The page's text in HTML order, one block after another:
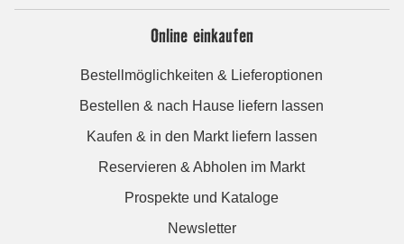
Online einkaufen
Bestellmöglichkeiten & Lieferoptionen
Bestellen & nach Hause liefern lassen
Kaufen & in den Markt liefern lassen
Reservieren & Abholen im Markt
Prospekte und Kataloge
Newsletter